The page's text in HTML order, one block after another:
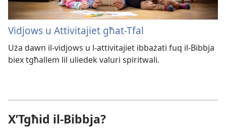
Vidjows u Attivitajiet għat-Tfal
Uża dawn il-vidjows u l-attivitajiet ibbażati fuq il-Bibbja
biex tgħallem lil uliedek valuri spiritwali.
X’Tgħid il-Bibbja?